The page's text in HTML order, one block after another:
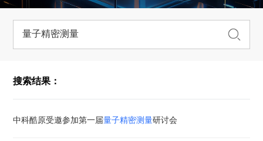
搜索结果：
中科酷原受邀参加第一届量子精密测量研讨会